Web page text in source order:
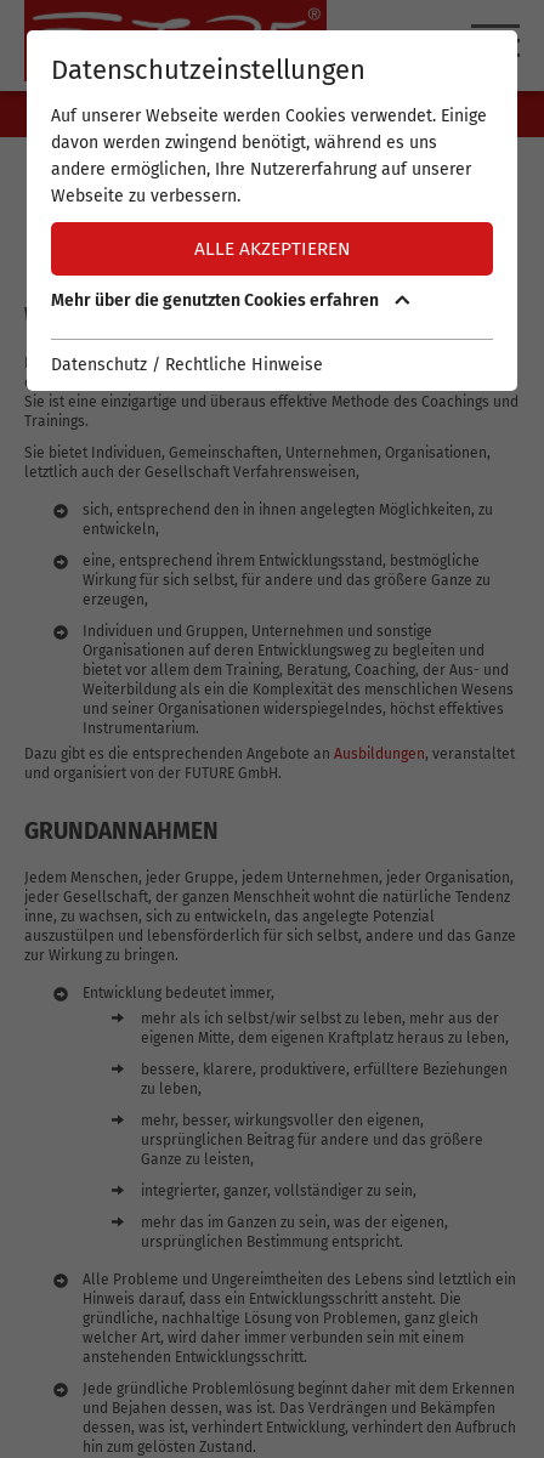
Die FUTURE-Methode
WAS IST DIE FUTURE-METHODE?
Die FUTURE-Methode wurde vor 30 Jahren von Wolfgang Stabentheiner im
deutschsprachigen Raum begründet und wird laufend weiterentwickelt.
Sie ist eine einzigartige und überaus effektive Methode des Coachings und
Trainings.
Sie bietet Individuen, Gemeinschaften, Unternehmen, Organisationen,
letztlich auch der Gesellschaft Verfahrensweisen,
sich, entsprechend den in ihnen angelegten Möglichkeiten, zu
entwickeln,
eine, entsprechend ihrem Entwicklungsstand, bestmögliche
Wirkung für sich selbst, für andere und das größere Ganze zu
erzeugen,
Individuen und Gruppen, Unternehmen und sonstige
Organisationen auf deren Entwicklungsweg zu begleiten und
bietet vor allem dem Training, Beratung, Coaching, der Aus- und
Weiterbildung als ein die Komplexität des menschlichen Wesens
und seiner Organisationen widerspiegelndes, höchst effektives
Instrumentarium.
Dazu gibt es die entsprechenden Angebote an Ausbildungen, veranstaltet
und organisiert von der FUTURE GmbH.
GRUNDANNAHMEN
Jedem Menschen, jeder Gruppe, jedem Unternehmen, jeder Organisation,
jeder Gesellschaft, der ganzen Menschheit wohnt die natürliche Tendenz
inne, zu wachsen, sich zu entwickeln, das angelegte Potenzial
auszustülpen und lebensförderlich für sich selbst, andere und das Ganze
zur Wirkung zu bringen.
Entwicklung bedeutet immer,
mehr als ich selbst/wir selbst zu leben, mehr aus der
eigenen Mitte, dem eigenen Kraftplatz heraus zu leben,
bessere, klarere, produktivere, erfülltere Beziehungen
zu leben,
mehr, besser, wirkungsvoller den eigenen,
ursprünglichen Beitrag für andere und das größere
Ganze zu leisten,
integrierter, ganzer, vollständiger zu sein,
mehr das im Ganzen zu sein, was der eigenen,
ursprünglichen Bestimmung entspricht.
Alle Probleme und Ungereimtheiten des Lebens sind letztlich ein
Hinweis darauf, dass ein Entwicklungsschritt ansteht. Die
gründliche, nachhaltige Lösung von Problemen, ganz gleich
welcher Art, wird daher immer verbunden sein mit einem
anstehenden Entwicklungsschritt.
Jede gründliche Problemlösung beginnt daher mit dem Erkennen
und Bejahen dessen, was ist. Das Verdrängen und Bekämpfen
dessen, was ist, verhindert Entwicklung, verhindert den Aufbruch
hin zum gelösten Zustand.
Datenschutzeinstellungen
Auf unserer Webseite werden Cookies verwendet. Einige
davon werden zwingend benötigt, während es uns
andere ermöglichen, Ihre Nutzererfahrung auf unserer
Webseite zu verbessern.
ALLE AKZEPTIEREN
Mehr über die genutzten Cookies erfahren
Datenschutz / Rechtliche Hinweise